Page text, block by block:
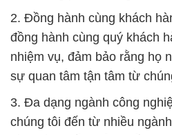
2. Đồng hành cùng khách
đồng hành cùng quý khách
nhiệm vụ, đảm bảo rằng họ
sự quan tâm tận tâm từ
3. Đa dạng ngành công
chúng tôi đến từ nhiều